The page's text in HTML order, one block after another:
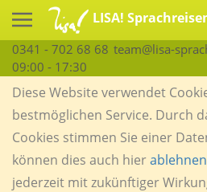
LISA!
0341 - 702 68 68 team@lisa-
09:00 - 17:30
Diese Website verwendet
bestmöglichen Service. Durch
Cookies stimmen Sie einer
können dies auch hierablehnen
jederzeit mit zukünftiger